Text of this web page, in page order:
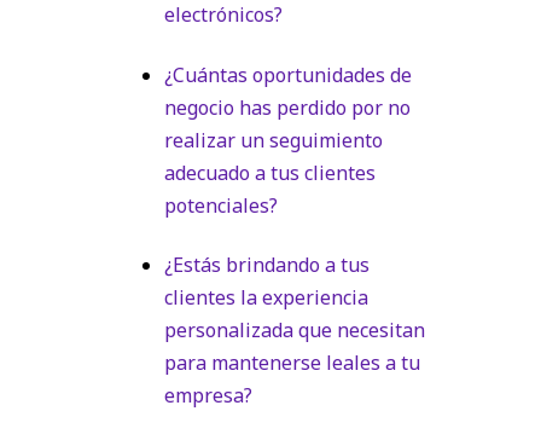
electrónicos?
¿Cuántas oportunidades de
negocio has perdido por no
realizar un seguimiento
adecuado a tus clientes
potenciales?
¿Estás brindando a tus
clientes la experiencia
personalizada que necesitan
para mantenerse leales a tu
empresa?